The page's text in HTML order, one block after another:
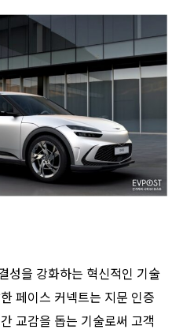
성을 강화하는 혁신적인 기술
페이스 커넥트는 지문 인증
교감을 돕는 기술로써 고객